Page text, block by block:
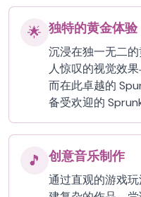
🌟 独特的黄金体验
沉浸在独一无二
人惊叹的视觉效
而在此卓越的
备受欢迎的
🎵 创意音乐制作
通过直观的游戏